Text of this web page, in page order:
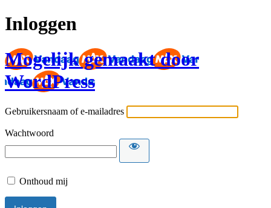
Inloggen
Mogelijk gemaakt door
WordPress
Gebruikersnaam of e-mailadres
Wachtwoord
Onthoud mij